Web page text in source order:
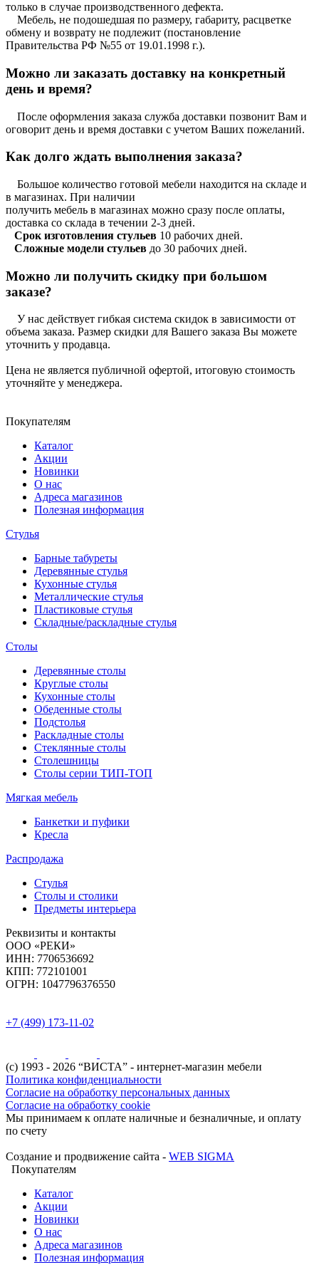
только в случае производственного дефекта.
Мебель, не подошедшая по размеру, габариту, расцветке
обмену и возврату не подлежит (постановление
Правительства РФ №55 от 19.01.1998 г.).
Можно ли заказать доставку на конкретный
день и время?
После оформления заказа служба доставки позвонит Вам и
оговорит день и время доставки с учетом Ваших пожеланий.
Как долго ждать выполнения заказа?
Большое количество готовой мебели находится на складе и
в магазинах. При наличии
получить мебель в магазинах можно сразу после оплаты,
доставка со склада в течении 2-3 дней.
Срок изготовления стульев 10 рабочих дней.
Сложные модели стульев до 30 рабочих дней.
Можно ли получить скидку при большом
заказе?
У нас действует гибкая система скидок в зависимости от
объема заказа. Размер скидки для Вашего заказа Вы можете
уточнить у продавца.
Цена не является публичной офертой, итоговую стоимость
уточняйте у менеджера.
Покупателям
Каталог
Акции
Новинки
О нас
Адреса магазинов
Полезная информация
Стулья
Барные табуреты
Деревянные стулья
Кухонные стулья
Металлические стулья
Пластиковые стулья
Складные/раскладные стулья
Столы
Деревянные столы
Круглые столы
Кухонные столы
Обеденные столы
Подстолья
Раскладные столы
Стеклянные столы
Столешницы
Столы серии ТИП-ТОП
Мягкая мебель
Банкетки и пуфики
Кресла
Распродажа
Стулья
Столы и столики
Предметы интерьера
Реквизиты и контакты
ООО «РЕКИ»
ИНН: 7706536692
КПП: 772101001
ОГРН: 1047796376550
+7 (499) 173-11-02
(с) 1993 - 2026 “ВИСТА” - интернет-магазин мебели
Политика конфиденциальности
Согласие на обработку персональных данных
Согласие на обработку cookie
Мы принимаем к оплате наличные и безналичные, и оплату
по счету
Создание и продвижение сайта - WEB SIGMA
Покупателям
Каталог
Акции
Новинки
О нас
Адреса магазинов
Полезная информация